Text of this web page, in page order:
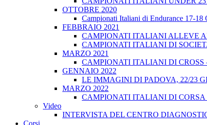
OTTOBRE 2020
Campionati Italiani di Endurance 17-
FEBBRAIO 2021
CAMPIONATI ITALIANI ALLEVE
CAMPIONATI ITALIANI DI
MARZO 2021
CAMPIONATI ITALIANI DI CROSS
GENNAIO 2022
LE IMMAGINI DI PADOVA, 22/23
MARZO 2022
CAMPIONATI ITALIANI DI CORSA
Video
INTERVISTA DEL CENTRO
Corsi